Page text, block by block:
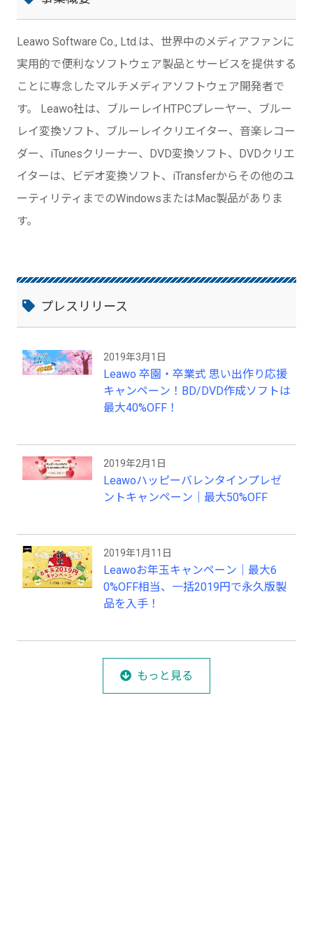
Leawo Software Co., Ltd.は、世界中のメディアファンに
実用的で便利なソフトウェア製品とサービスを提供する
ことに専念したマルチメディアソフトウェア開発者で
す。 Leawo社は、ブルーレイHTPCプレーヤー、ブルー
レイ変換ソフト、ブルーレイクリエイター、音楽レコー
ダー、iTunesクリーナー、DVD変換ソフト、DVDクリエ
イターは、ビデオ変換ソフト、iTransferからその他のユ
ーティリティまでのWindowsまたはMac製品がありま
す。
プレスリリース
2019年3月1日
Leawo 卒園・卒業式 思い出作り応援
キャンペーン！BD/DVD作成ソフトは
最大40%OFF！
2019年2月1日
Leawoハッピーバレンタインプレゼ
ントキャンペーン｜最大50%OFF
2019年1月11日
Leawoお年玉キャンペーン｜最大6
0%OFF相当、一括2019円で永久版製
品を入手！
もっと見る